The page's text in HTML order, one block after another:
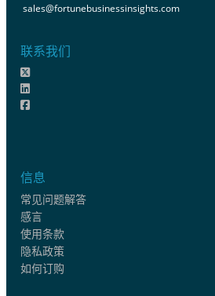
sales@fortunebusinessinsights.com
联系我们
信息
常见问题解答
感言
使用条款
隐私政策
如何订购